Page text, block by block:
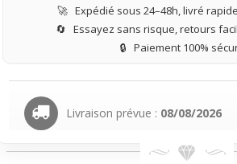
🚀 Expédié sous 24–48h, livré
🔄 Essayez sans risque, retours
🔒 Paiement 100%
Livraison prévue : 08/08/2026